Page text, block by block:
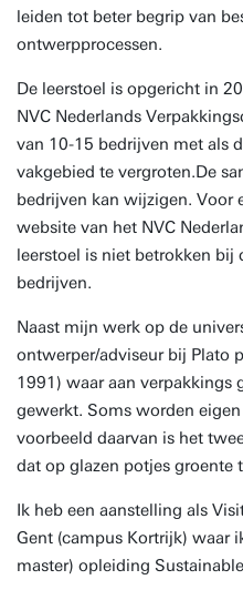
leiden tot beter begrip van
ontwerpprocessen.
De leerstoel is opgericht in
NVC Nederlands
van 10-15 bedrijven met als
vakgebied te vergroten.De
bedrijven kan wijzigen. Voor
website van het NVC
leerstoel is niet betrokken bij
bedrijven.
Naast mijn werk op de
ontwerper/adviseur bij Plato
1991) waar aan verpakkings
gewerkt. Soms worden
voorbeeld daarvan is het
dat op glazen potjes groente
Ik heb een aanstelling als
Gent (campus Kortrijk) waar
master) opleiding